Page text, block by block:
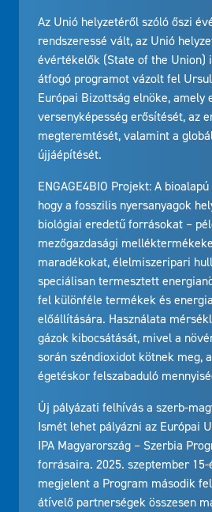
Az Unió helyzetéről szóló őszi
rendszeressé vált, az Unió
évértékelők (State of the Union)
átfogó programot vázolt fel
Európai Bizottság elnöke, amely
versenyképesség erősítését, az
megteremtését, valamint a
újjáépítését.
ENGAGE4BIO Projekt: A
hogy a fosszilis nyersanyagok
biológiai eredetű forrásokat –
mezőgazdasági
maradékokat, élelmiszeripari
speciálisan termesztett
fel különféle termékek és
előállítására. Használata
gázok kibocsátását, mivel a
során széndioxidot kötnek meg,
égetéskor felszabaduló
Új pályázati felhívás a szerb-
Ismét lehet pályázni az Európai
IPA Magyarország – Szerbia
forrásaira. 2025. szeptember 15-
megjelent a Program második
átívelő partnerségek összesen